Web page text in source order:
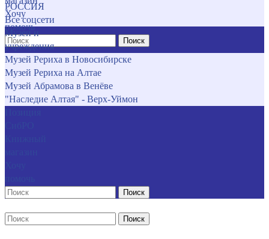
Хочу
помочь
Поиск
РОССИЯ
Все соцсети
Музеи и
учреждения
Музей Рериха в Новосибирске
Музей Рериха на Алтае
Музей Абрамова в Венёве
"Наследие Алтая" - Верх-Уймон
Поиск
Поиск